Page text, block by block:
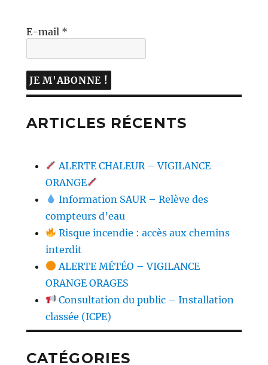
E-mail *
ARTICLES RÉCENTS
ALERTE CHALEUR – VIGILANCE
ORANGE
Information SAUR – Relève des
compteurs d’eau
Risque incendie : accès aux chemins
interdit
ALERTE MÉTÉO – VIGILANCE
ORANGE ORAGES
Consultation du public – Installation
classée (ICPE)
CATÉGORIES